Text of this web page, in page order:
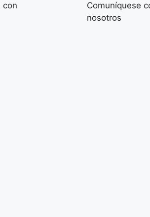
con
Comuníquese
nosotros